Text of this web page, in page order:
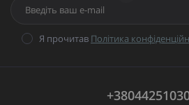
Я прочитав Політика